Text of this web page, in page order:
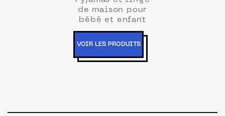
de maison pour
bébé et enfant
VOIR LES PRODUITS